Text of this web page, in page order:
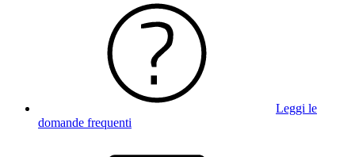
Leggi le
domande frequenti